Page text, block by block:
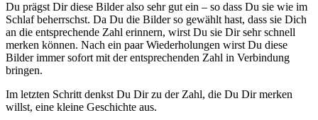
Du prägst Dir diese Bilder also sehr gut ein – so dass Du sie wie im
Schlaf beherrschst. Da Du die Bilder so gewählt hast, dass sie Dich
an die entsprechende Zahl erinnern, wirst Du sie Dir sehr schnell
merken können. Nach ein paar Wiederholungen wirst Du diese
Bilder immer sofort mit der entsprechenden Zahl in Verbindung
bringen.
Im letzten Schritt denkst Du Dir zu der Zahl, die Du Dir merken
willst, eine kleine Geschichte aus.